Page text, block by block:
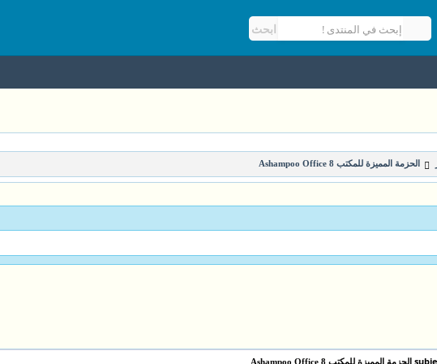
الحزمة المميزة للمكتب Ashampoo Office 8
الحزمة المميزة للمكتب Ashampoo Office 8